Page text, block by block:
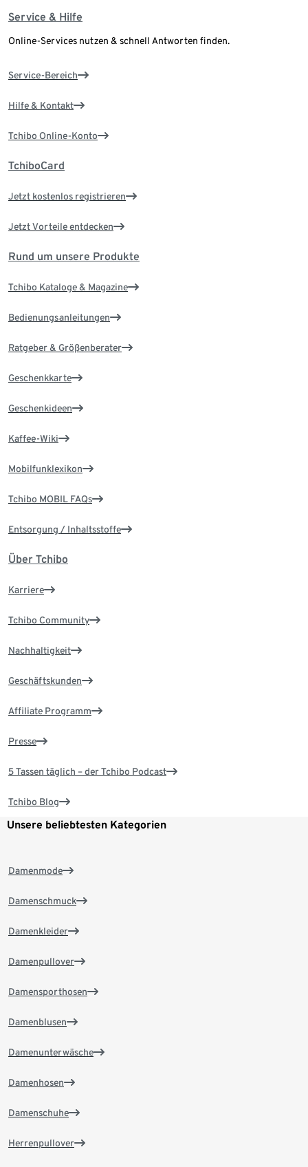
Service & Hilfe
Online-Services nutzen & schnell Antworten finden.
Service-Bereich
Hilfe & Kontakt
Tchibo Online-Konto
TchiboCard
Jetzt kostenlos registrieren
Jetzt Vorteile entdecken
Rund um unsere Produkte
Tchibo Kataloge & Magazine
Bedienungsanleitungen
Ratgeber & Größenberater
Geschenkkarte
Geschenkideen
Kaffee-Wiki
Mobilfunklexikon
Tchibo MOBIL FAQs
Entsorgung / Inhaltsstoffe
Über Tchibo
Karriere
Tchibo Community
Nachhaltigkeit
Geschäftskunden
Affiliate Programm
Presse
5 Tassen täglich – der Tchibo Podcast
Tchibo Blog
Unsere beliebtesten Kategorien
Damenmode
Damenschmuck
Damenkleider
Damenpullover
Damensporthosen
Damenblusen
Damenunterwäsche
Damenhosen
Damenschuhe
Herrenpullover